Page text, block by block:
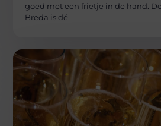
goed met een frietje in de hand.
Breda is dé